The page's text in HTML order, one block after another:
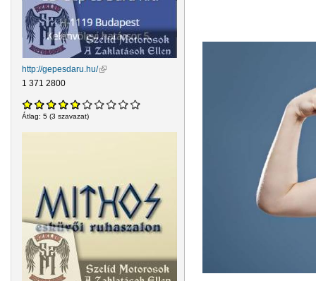
http://gepesdaru.hu/(külső hivatkozás)
1 371 2800
Átlag: 5 (3 szavazat)